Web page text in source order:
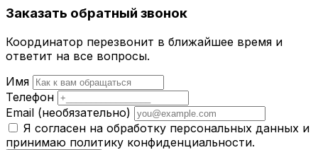
Заказать обратный звонок
Координатор перезвонит в ближайшее время и
ответит на все вопросы.
Имя
Телефон
Email (необязательно)
Я согласен на обработку персональных данных и
принимаю политику конфиденциальности.